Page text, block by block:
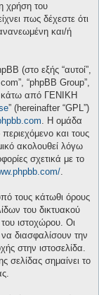
χρήση του
πως δέχεστε ότι
και/ή
(στο εξής “αυτοί”,
“phpBB Group”,
κάτω από ΓΕΝΙΚΗ
” (hereinafter “GPL”)
. Η ομάδα
και τους
ακολουθεί λόγω
σχετικά με το
.
τους κάτωθι όρους
του δικτυακού
του ιστοχώρου. Οι
διασφαλίσουν την
στην ιστοσελίδα.
σελίδας σημαίνει το